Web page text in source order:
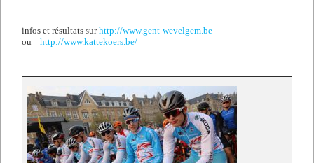
infos et résultats surhttp://www.gent-wevelgem.be
ou http://www.kattekoers.be/